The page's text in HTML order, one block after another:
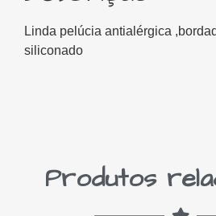
Linda pelúcia antialérgica
siliconado
Produtos